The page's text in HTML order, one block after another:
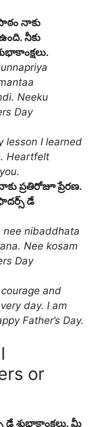
నాకు
నీకు
Neeku
Day
lesson I learned
Heartfelt
ప్రతిరోజూ ప్రేరణ.
డే
nee nibaddhata
Nee kosam
Day
and
day. I am
Father’s Day.
or
శుభాకాంక్షలు. మీ